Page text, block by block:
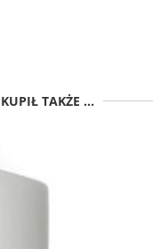
TAKŻE ...